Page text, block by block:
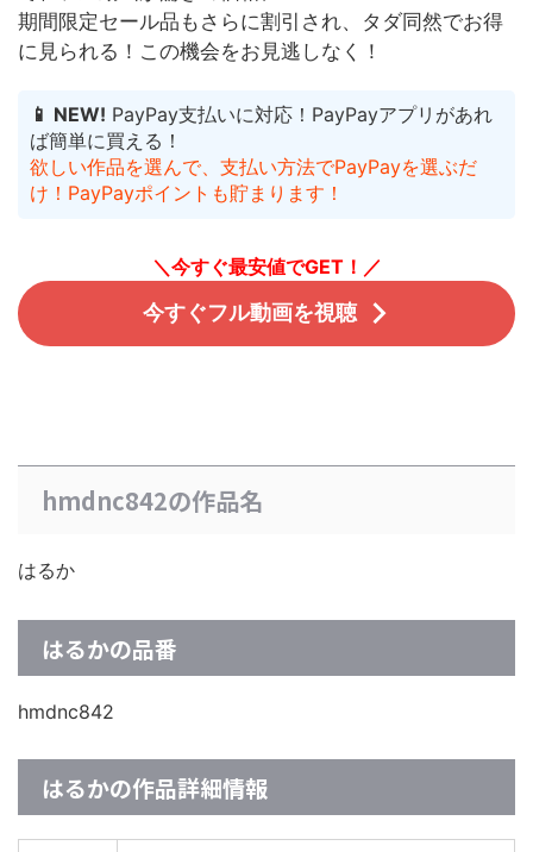
期間限定セール品もさらに割引され、タダ同然でお得
に見られる！ この機会をお見逃しなく！
📱 NEW! PayPay支払いに対応！PayPayアプリがあれ
ば簡単に買える！
欲しい作品を選んで、支払い方法でPayPayを選ぶだ
け！PayPayポイントも貯まります！
＼今すぐ最安値でGET！／
今すぐフル動画を視聴
hmdnc842の作品名
はるか
はるかの品番
hmdnc842
はるかの作品詳細情報